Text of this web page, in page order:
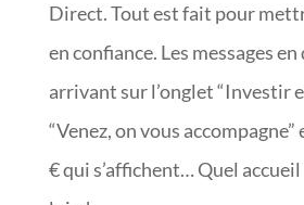
Direct. Tout est fait pour
en confiance. Les messages
arrivant sur l’onglet “Investir
“Venez, on vous
€ qui s’affichent… Quel